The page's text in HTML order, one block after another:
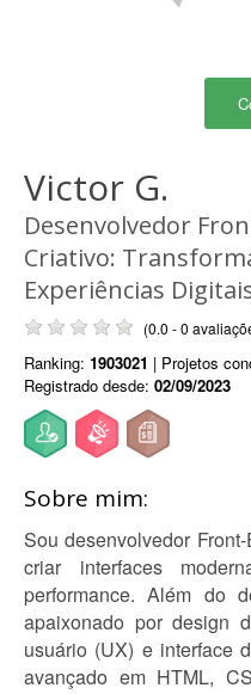
Victor G.
Desenvolvedor
Criativo:
Experiências
(0.0 - 0
Ranking: 1903021 | Projetos
Registrado desde: 02/09/2023
Sobre mim:
Sou desenvolvedor
criar interfaces
performance. Além do
apaixonado por design
usuário (UX) e interface
avançado em HTML,